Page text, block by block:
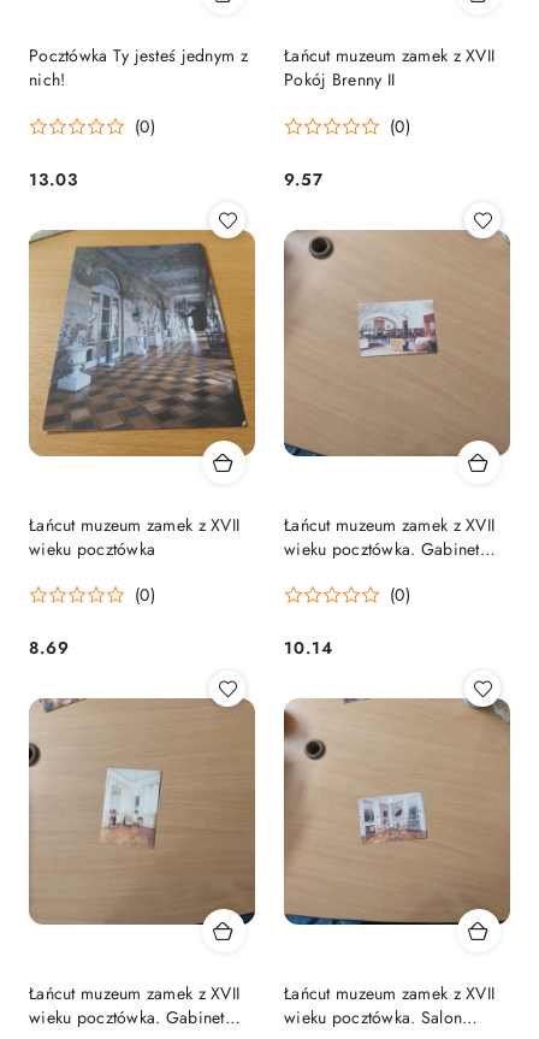
Pocztówka Ty jesteś jednym z
nich!
(0)
Cena:
13.03
Łańcut muzeum zamek z XVII
Pokój Brenny II
(0)
Cena:
9.57
Łańcut muzeum zamek z XVII
wieku pocztówka
(0)
Cena:
8.69
Łańcut muzeum zamek z XVII
wieku pocztówka. Gabinet
(0)
Cena:
10.14
Łańcut muzeum zamek z XVII
wieku pocztówka. Gabinet
Łańcut muzeum zamek z XVII
wieku pocztówka. Salon